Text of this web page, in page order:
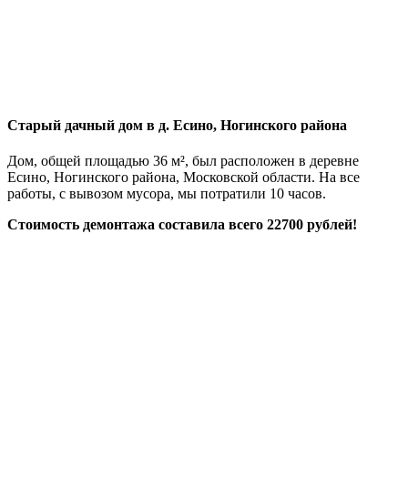
Старый дачный дом в д. Есино, Ногинского района
Дом, общей площадью 36 м², был расположен в деревне
Есино, Ногинского района, Московской области. На все
работы, с вывозом мусора, мы потратили 10 часов.
Стоимость демонтажа составила всего 22700 рублей!